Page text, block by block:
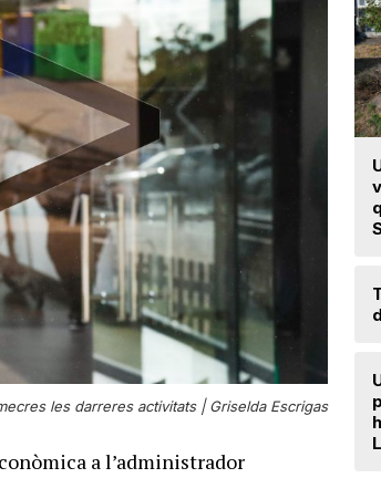
les darreres activitats |Griselda Escrigas
a l’administrador